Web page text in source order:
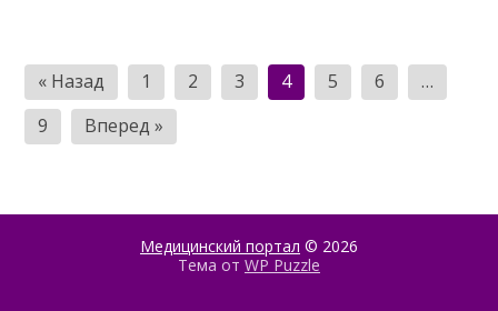
Пагинация
записей
« Назад 1 2 3 4 5 6
…
9
Вперед »
Медицинский портал © 2026
Тема от WP Puzzle